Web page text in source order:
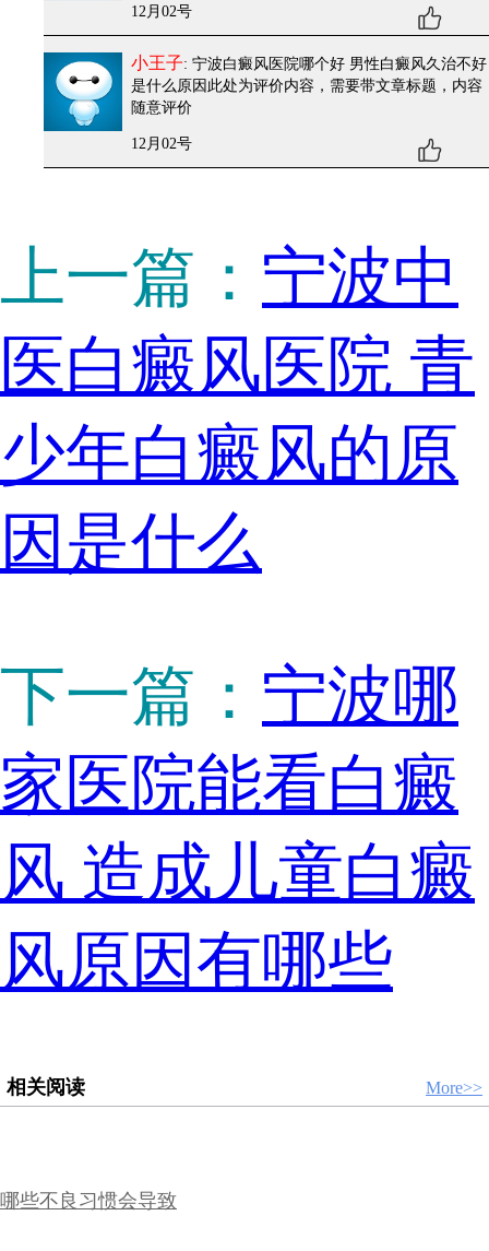
12月02号
小王子: 宁波白癜风医院哪个好 男性白癜风久治不好
是什么原因 此处为评价内容，需要带文章标题，内容
随意评价
12月02号
上一篇： 宁波中
医白癜风医院 青
少年白癜风的原
因是什么
下一篇： 宁波哪
家医院能看白癜
风 造成儿童白癜
风原因有哪些
相关阅读 More>>
哪些不良习惯会导致